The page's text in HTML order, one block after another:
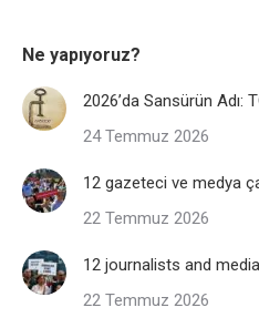
Ne yapıyoruz?
2026’da Sansürün Adı:
24 Temmuz 2026
12 gazeteci ve medya
22 Temmuz 2026
12 journalists and
22 Temmuz 2026